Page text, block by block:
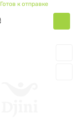
Готов к отправке